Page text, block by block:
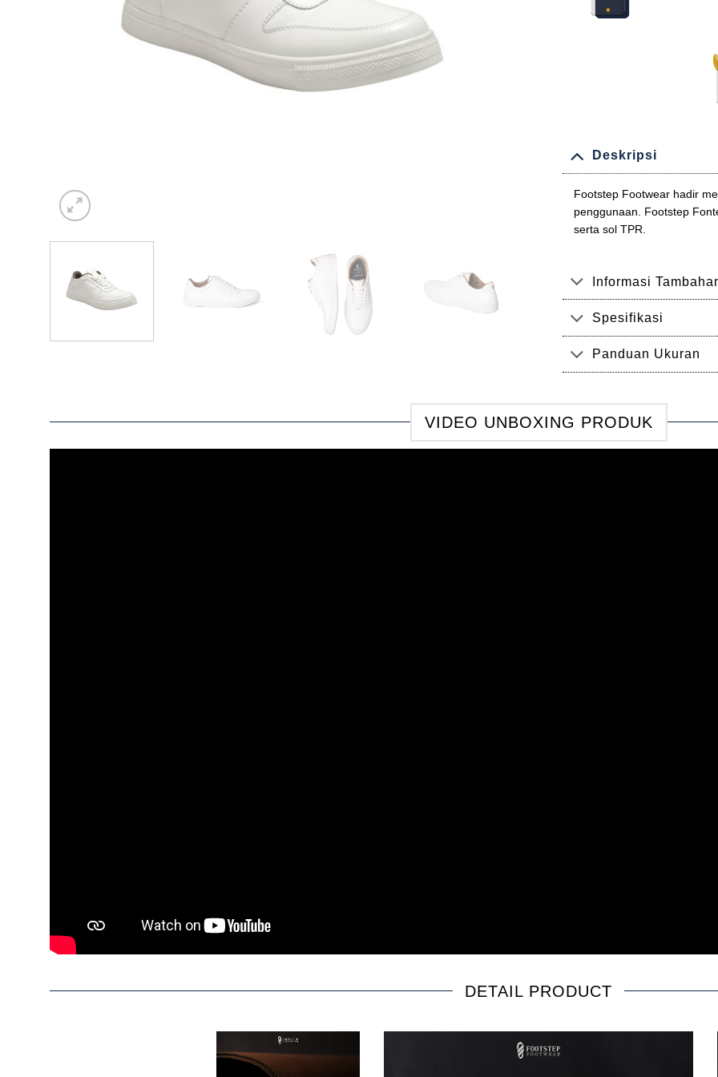
Deskripsi
Footstep Footwear hadir
penggunaan. Footstep
serta sol TPR.
Informasi
Spesifikasi
Panduan Ukuran
VIDEO UNBOXING PRODUK
DETAIL PRODUCT